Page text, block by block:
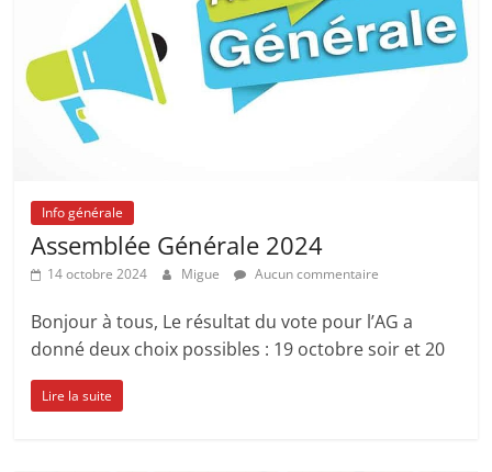
Info générale
Assemblée Générale 2024
14 octobre 2024 Migue Aucun commentaire
Bonjour à tous, Le résultat du vote pour l’AG a
donné deux choix possibles : 19 octobre soir et 20
Lire la suite